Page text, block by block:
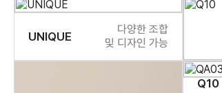
UNIQUE
다양한 조합
및 디자인 가능
Q10